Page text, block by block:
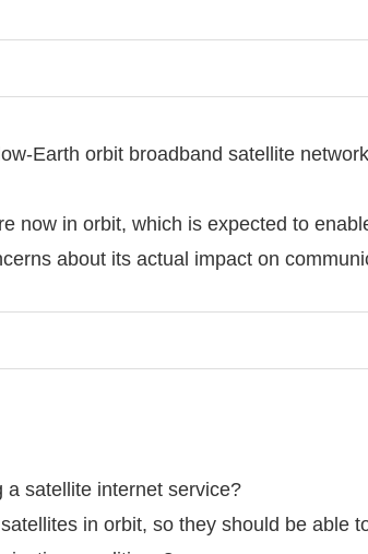
Earth orbit broadband satellite
now in orbit, which is expected to
about its actual impact on
a satellite internet service?
in orbit, so they should be able